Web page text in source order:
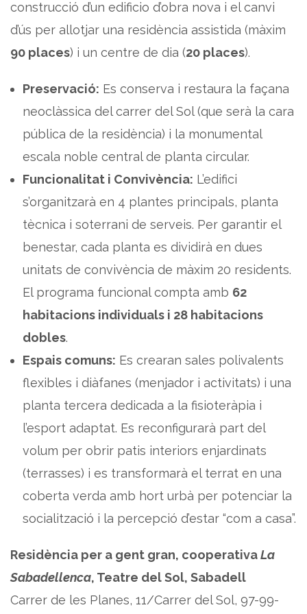
construcció d’un edificio d’obra nova i el canvi
d’ús per allotjar una residència assistida (màxim
90 places) i un centre de dia (20 places).
Preservació: Es conserva i restaura la façana
neoclàssica del carrer del Sol (que serà la cara
pública de la residència) i la monumental
escala noble central de planta circular.
Funcionalitat i Convivència: L’edifici
s’organitzarà en 4 plantes principals, planta
tècnica i soterrani de serveis. Per garantir el
benestar, cada planta es dividirà en dues
unitats de convivència de màxim 20 residents.
El programa funcional compta amb 62
habitacions individuals i 28 habitacions
dobles.
Espais comuns: Es crearan sales polivalents
flexibles i diàfanes (menjador i activitats) i una
planta tercera dedicada a la fisioteràpia i
l’esport adaptat. Es reconfigurarà part del
volum per obrir patis interiors enjardinats
(terrasses) i es transformarà el terrat en una
coberta verda amb hort urbà per potenciar la
socialització i la percepció d’estar “com a casa”.
Residència per a gent gran, cooperativaLa
Sabadellenca, Teatre del Sol, Sabadell
Carrer de les Planes, 11/Carrer del Sol, 97-99-